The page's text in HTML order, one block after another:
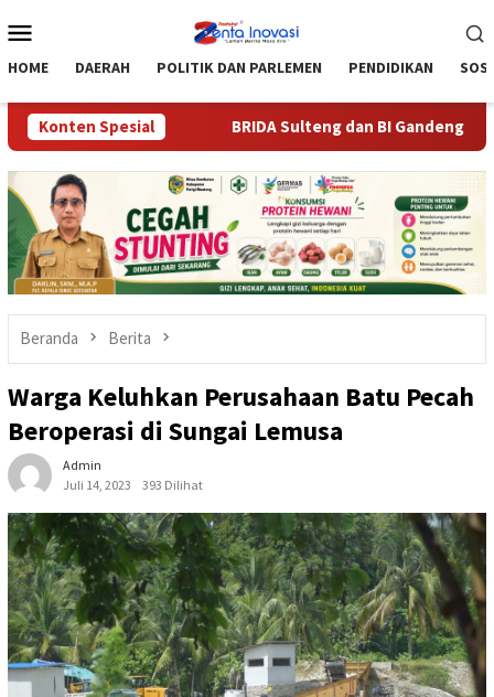
ke
Mobile
HOME DAERAH POLITIK DAN PARLEMEN PENDIDIKAN
Konten Spesial
Torue BRIDA Sulteng dan BI Gandeng
Beranda Berita
Warga Keluhkan Perusahaan Batu Pecah
Beroperasi di Sungai Lemusa
Admin
Juli 14, 2023
393 Dilihat